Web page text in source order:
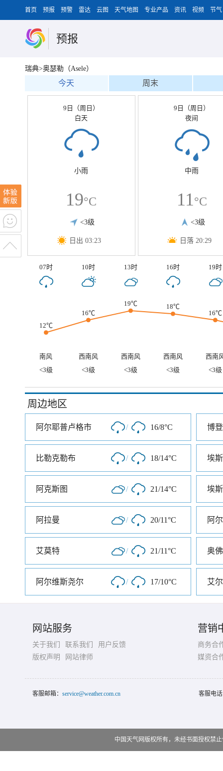
首页 预报 预警 雷达 云图 天气地图 专业产品 资讯 视频 节气
预报
瑞典>奥瑟勒（Asele）
今天 周末
9日（周日）
白天
小雨
19°C
<3级
日出 03:23
9日（周日）
夜间
中雨
11°C
<3级
日落 20:29
07时 10时 13时 16时 19时
12℃
16℃
19℃
18℃
16℃
南风 西南风 西南风 西南风
西南
<3级
<3级 <3级 <3级 <3级
周边地区
阿尔耶普卢格市 / 16/8°C 博登
比勒克勒布 / 18/14°C 埃
阿克斯图 / 21/14°C 埃
阿拉曼 / 20/11°C 阿
艾莫特 / 21/11°C 奥
阿尔维斯尧尔 / 17/10°C 艾
网站服务
关于我们 联系我们
用户反馈
版权声明
网站律师
营销
商务合
媒资合
客服邮箱： service@weather.com.cn 客服电
中国天气网版权所有，未经书面授权